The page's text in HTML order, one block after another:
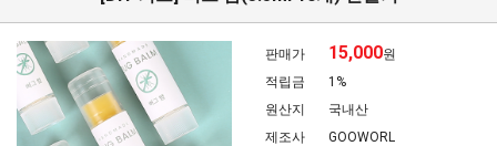
판매가 15,000원
적립금
1%
원산지
국내산
제조사
GOOWORL